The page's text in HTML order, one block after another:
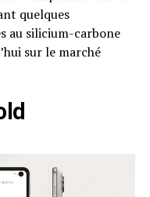
quelques
au silicium-carbone
sur le marché